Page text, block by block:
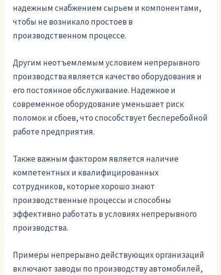
надежным снабжением сырьем и компонентами,
чтобы не возникало простоев в
производственном процессе.
Другим неотъемлемым условием непрерывного
производства является качество оборудования и
его постоянное обслуживание. Надежное и
современное оборудование уменьшает риск
поломок и сбоев, что способствует бесперебойной
работе предприятия.
Также важным фактором является наличие
компетентных и квалифицированных
сотрудников, которые хорошо знают
производственные процессы и способны
эффективно работать в условиях непрерывного
производства.
Примеры непрерывно действующих организаций
включают заводы по производству автомобилей,